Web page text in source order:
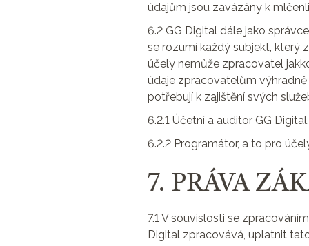
údajům jsou zavázány k
6.2 GG Digital dále jako
se rozumí každý subjekt, který
účely nemůže zpracovatel
údaje zpracovatelům
potřebují k zajištění svých
6.2.1 Účetní a auditor GG
6.2.2 Programátor, a to pro
7. PRÁVA
7.1 V souvislosti se
Digital zpracovává, uplatnit